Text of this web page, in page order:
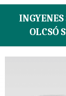
OLCSÓ